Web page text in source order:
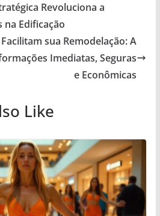
Revoluciona a
na Edificação
sua Remodelação: A
Imediatas, Seguras
e Econômicas
Like